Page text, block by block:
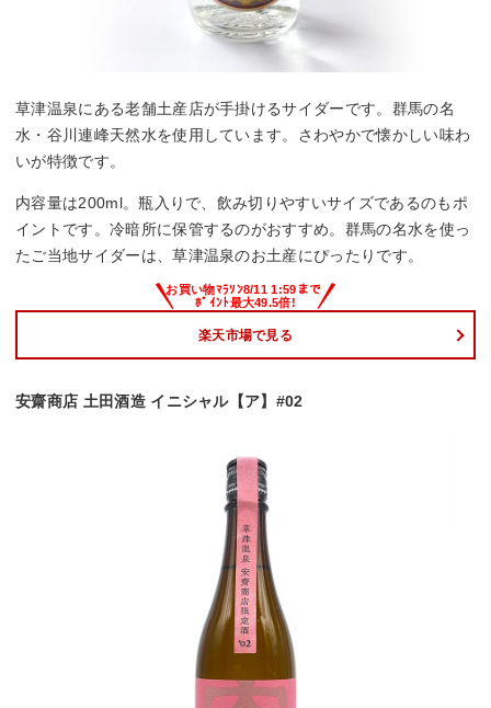
草津温泉にある老舗土産店が手掛けるサイダーです。群馬の名
水・谷川連峰天然水を使用しています。さわやかで懐かしい味わ
いが特徴です。
内容量は200ml。瓶入りで、飲み切りやすいサイズであるのもポ
イントです。冷暗所に保管するのがおすすめ。群馬の名水を使っ
たご当地サイダーは、草津温泉のお土産にぴったりです。
楽天市場で見る
安齋商店 土田酒造 イニシャル【ア】#02